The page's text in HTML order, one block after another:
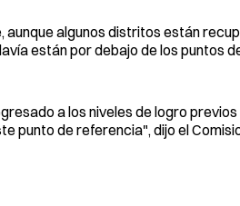
algunos distritos están
están por debajo de los puntos
a los niveles de logro previos
punto de referencia", dijo el